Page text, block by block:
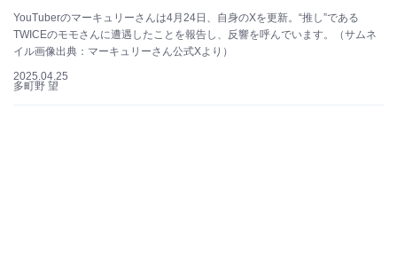
YouTuberのマーキュリーさんは4月24日、自身のXを更新。“推し”である
TWICEのモモさんに遭遇したことを報告し、反響を呼んでいます。（サムネ
イル画像出典：マーキュリーさん公式Xより）
2025.04.25
多町野 望